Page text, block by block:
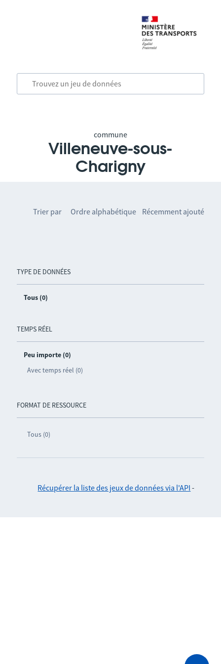
commune
Villeneuve-sous-
Charigny
TYPE DE DONNÉES
Tous (0)
TEMPS RÉEL
Peu importe (0)
Avec temps réel (0)
FORMAT DE RESSOURCE
Tous (0)
Trier par Ordre alphabétique Récemment ajouté
Récupérer la liste des jeux de données via l'API -